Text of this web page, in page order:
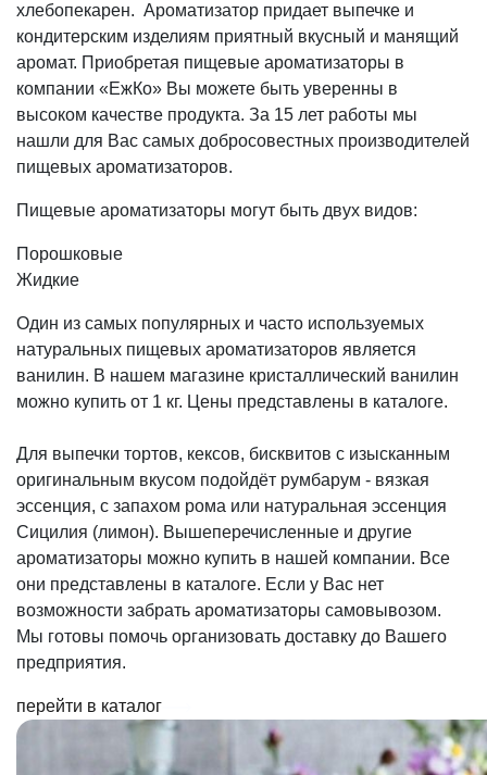
хлебопекарен. Ароматизатор придает выпечке и
кондитерским изделиям приятный вкусный и манящий
аромат. Приобретая пищевые ароматизаторы в
компании «ЕжКо» Вы можете быть уверенны в
высоком качестве продукта. За 15 лет работы мы
нашли для Вас самых добросовестных производителей
пищевых ароматизаторов.
Пищевые ароматизаторы могут быть двух видов:
Порошковые
Жидкие
Один из самых популярных и часто используемых
натуральных пищевых ароматизаторов является
ванилин. В нашем магазине кристаллический ванилин
можно купить от 1 кг. Цены представлены в каталоге.
Для выпечки тортов, кексов, бисквитов с изысканным
оригинальным вкусом подойдёт румбарум - вязкая
эссенция, с запахом рома или натуральная эссенция
Сицилия (лимон). Вышеперечисленные и другие
ароматизаторы можно купить в нашей компании. Все
они представлены в каталоге. Если у Вас нет
возможности забрать ароматизаторы самовывозом.
Мы готовы помочь организовать доставку до Вашего
предприятия.
перейти в каталог